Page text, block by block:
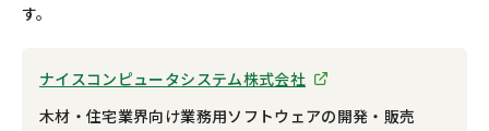
す。
ナイスコンピュータシステム株式会社
木材・住宅業界向け業務用ソフトウェアの開発・販売